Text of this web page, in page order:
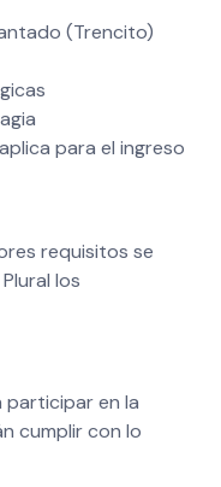
(Trencito)
para el ingreso
requisitos se
los
participar en la
cumplir con lo